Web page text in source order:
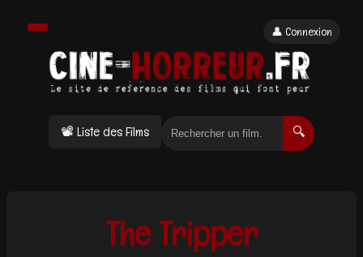
📽 Liste des Films 🔍
👤 Connexion
The Tripper